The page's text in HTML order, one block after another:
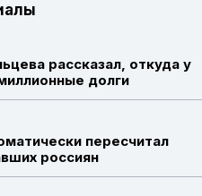
рассказал, откуда у
долги
пересчитал
россиян